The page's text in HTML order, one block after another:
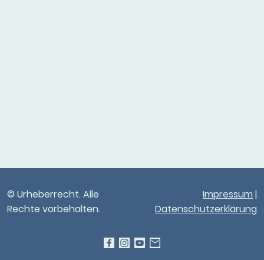
© Urheberrecht. Alle
Rechte vorbehalten.
Impressum |
Datenschutzerklärung